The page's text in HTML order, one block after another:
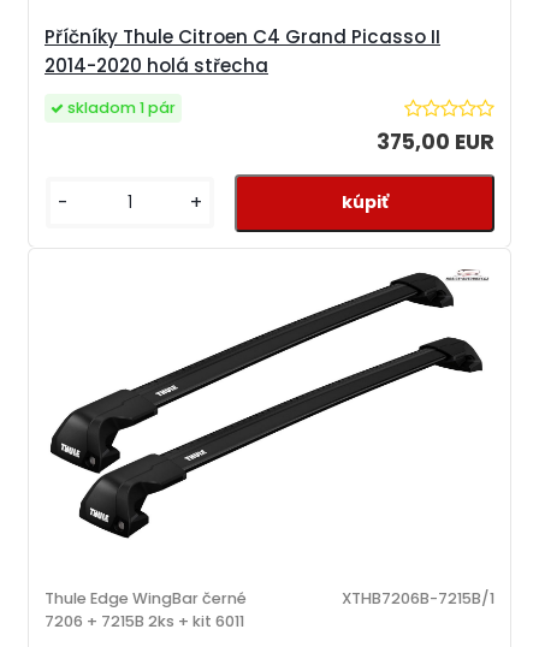
Příčníky Thule Citroen C4 Grand Picasso II
2014-2020 holá střecha
375,00 EUR
skladom 1 pár
- +
Thule Edge WingBar černé
7206 + 7215B 2ks + kit 6011
XTHB7206B-7215B/1